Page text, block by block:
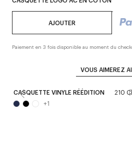
AJOUTER
Paiement en 3 fois disponible au moment du
VOUS AIMEREZ
CASQUETTE VINYLE RÉÉDITION
210
+1